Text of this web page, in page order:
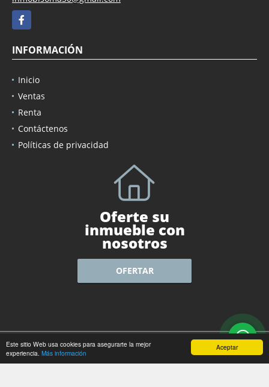
Aceptar
Este sitio Web usa cookies para asegurarte la mejor
experiencia. Más información
EMAIL
inmobisoma30@gmail.com
Facebook
Inicio
Ventas
Renta
Contáctenos
Oferte su
inmueble con
nosotros
OFERTAR
Powered by:wasi.co